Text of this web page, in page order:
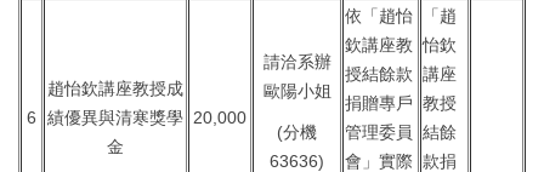
6
趙怡欽講座教授成
績優異與清寒獎學
金
20,000
請洽系辦
歐陽小姐
(分機
63636)
依「趙怡
欽講座教
授結餘款
捐贈專戶
管理委員
會」實際
「趙
怡欽
講座
教授
結餘
款捐